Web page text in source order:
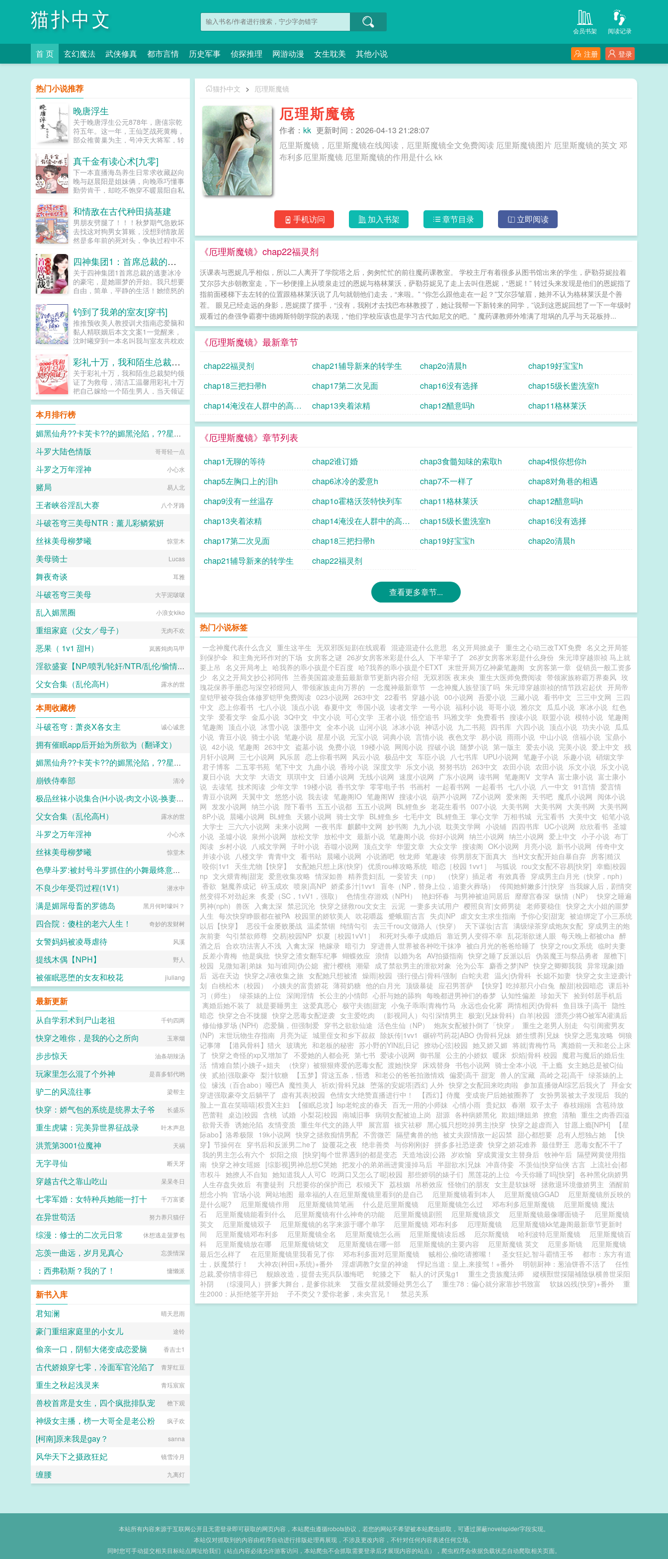
猫扑中文 阅读记录
会员书架
首 页 玄幻魔法 武侠修真 都市言情 历史军事 侦探推理 网游动漫 女生耽美 其他小说 登录
注册
猫扑中文 > 厄理斯魔镜
厄理斯魔镜
作者： kk 更新时间：2026-04-13 21:28:07
厄里斯魔镜，厄里斯魔镜在线阅读，厄里斯魔镜全文免费阅读 厄里斯魔镜图片 厄里斯魔镜的英文 邓
布利多厄里斯魔镜 厄里斯魔镜的作用是什么 kk
手机访问 加入书架 章节目录 立即阅读
《厄理斯魔镜》chap22福灵剂
沃课表与恩妮几乎相似，所以二人离开了学院塔之后，匆匆忙忙的前往魔药课教室。 学校主厅有着很多从图书馆出来的学生，萨勒芬妮拉着
艾尔莎大步朝教室走，下一秒便撞上从喷泉走过的恩妮与格林莱沃，萨勒芬妮见了走上去叫住恩妮，“恩妮！” 转过头来发现是他们的恩妮指了
指前面楼梯下去左转的位置跟格林莱沃说了几句就朝他们走去，“来啦。” “你怎么跟他走在一起？”艾尔莎皱眉，她并不认为格林莱沃是个善
茬。 眼见已经走远的身影，恩妮摆了摆手，“没有，我刚才去找巴布林教授了，她让我帮一下新转来的同学，”说到这恩妮回想了一下一年级时
观看过的叁强争霸赛中德姆斯特朗学院的表现，“他们学校应该也是学习古代如尼文的吧。” 魔药课教师外堆满了坩埚的几乎与天花板持...
《厄理斯魔镜》最新章节
chap22福灵剂 chap21辅导新来的转学生 chap2o清晨h
chap19好宝宝h
chap18三把扫帚h
chap17第二次见面 chap16没有选择
chap15级长盥洗室h
chap14淹没在人群中的高潮
h
chap13夹着浓精 chap12醋意吗h chap11格林莱沃
《厄理斯魔镜》章节列表
chap1无聊的等待 chap2谁订婚 chap3食髓知味的索取h
chap4恨你想你h
chap5左胸口上的泪h
chap6冰冷的爱意h chap7不一样了
chap8对角巷的相遇
chap9没有一丝温存
chap1o霍格沃茨特快列车 chap11格林莱沃
chap12醋意吗h
chap13夹着浓精
chap14淹没在人群中的高潮
h
chap15级长盥洗室h
chap16没有选择
chap17第二次见面
chap18三把扫帚h chap19好宝宝h
chap2o清晨h
chap21辅导新来的转学生
chap22福灵剂
查看更多章节...
热门小说标签
一念神魔代表什么含义 重生这半生 无双邪医短剧在线观看 混迹混迹什么意思 名义开局掀桌子 重生之心动三改TXT免费 名义之开局签
到保护伞 和主角光环作对的下场 女房客之谜 26岁女房客米彩是什么人 下半辈子了 26岁女房客米彩是什么身份 朱元璋穿越崇祯 马上就
要上吊 名义开局考上 哈我养的乖小孩是个E百度 哈?我养的乖小孩是个ETXT 末世开局万亿神豪笔趣阁 女房客第一章 促销员一般工资多
少 名义之开局文抄公祁同伟 兰香美国篇凌薏茹最新章节更新内容介绍 无双邪医 夜末央 重生大医师免费阅读 带领家族称霸万界秦风 玫
瑰花保养手册恋与深空祁煜同人 带领家族走向万界的 一念魔神最新章节 一念神魔人族登顶了吗 朱元璋穿越崇祯的情节跌宕起伏 开局帝
皇铠甲被夺我合体修罗铠甲免费阅读 023小说网 263中文 22看书 穿越小说 00小说网 吾爱小说 三藏小说 看书中文 三三中文网 三四
中文 恋上你看书 七八小说 顶点小说 春夏中文 帝国小说 读者文学 一号小说 福利小说 哥哥小说 雅尔文 瓜瓜小说 寒冰小说 红色
文学 爱看文学 金瓜小说 3Q中文 中文小说 可心文学 王者小说 悟空追书 玛雅文学 免费看书 搜读小说 联盟小说 模特小说 笔趣阁
笔趣阁 顶点小说 冰雪小说 泼墨中文 全本小说 山河小说 冰冰小说 神话小说 九二书苑 四书库 六四小说 顶点小说 功夫小说 瓜瓜
小说 青豆小说 骑士小说 笔趣小说 星星小说 元宝小说 词典小说 言情小说 夜色文学 易小说 雨雨小说 中山小说 倍福小说 宝鼎小
说 42小说 笔趣阁 263中文 盗墓小说 免费小说 19楼小说 网阅小说 捏破小说 随梦小说 第一版主 爱去小说 完美小说 爱上中文 残
月轩小说网 三七小说网 风乐居 恋上你看书网 风云小说 极品中文 车臣小说 八七书库 UPU小说网 笔趣子小说 乐趣小说 硝烟文学
君子博客 二五零书苑 笔下中文 九曲小说 香玲小说 深度文学 乐文小说 努努书坊 263中文 农田小说 农田小说 乐文小说 乐文小说
夏日小说 大文学 大语文 琪琪中文 日通小说网 无线小说网 速度小说网 广东小说网 读书网 笔趣阁V 文学A 富士康小说 富士康小
说 去读笔 技术阅读 少年文学 19楼小说 香书文学 零零电子书 书画村 一起看书网 一起看书 七八小说 八一中文 91言情 爱言情
青豆小说网 天翼中文 悠悠小说 我去读 笔趣阁IO 笔趣阁W 搜读小说 葫芦小说网 7Z小说网 爱来阁 天书吧 魔爪小说网 阅体小说
网 发发小说网 纳兰小说 陛下看书 五五小说都 五五小说网 BL鲤鱼乡 老花生看书 007小说 大美书网 大美书网 大美书网 大美书网
8P小说 晨曦小说网 BL鲤鱼 天籁小说网 骑士文学 BL鲤鱼乡 七毛中文 BL鲤鱼王 掌心文学 万相书城 元宝看书 大美中文 铅笔小说
大学士 三六六小说网 未来小说网 一夜书库 麒麟中文网 妙书阁 九九小说 耽美文学网 小说铺 四四书库 UC小说网 欣欣看书 圣墟
小说 圣墟小说 泉州小说网 放松文学 放松中文 最新小说 笔趣阁小说 你好小说网 纳兰小说网 纳兰小说网 爱上中文 小子小说 布丁
阅读
乡村小说 八戒文学网 子叶小说 吞噬小说网 顶点文学 华盟文章 大众文学 搜读阁 OK小说网 月亮小说 新书小说网 传奇中文
并读小说 八楼文学 青青中文 看书站 晨曦小说网 小说酒吧 牧龙师 笔趣读 你男朋友下面真大 当H文女配开始自暴自弃 房客|糙汉
咬你|1v1
天生尤物【快穿】 女配她只想上床(快穿) 优质rou棒攻略系统 暗恋［校园 1vv1］ 与狐说 rou文女配不容易[快穿] 幸瘾|校园
np 文火煨青梅|甜宠 爱意收集攻略 情深如兽 精养贵妇|乱 一妾皆夫（np） （快穿）插足者 有效真香 穿成男主白月光（快穿，nph）
香欲 魅魔养成记 碎玉成欢 喷泉|高NP 娇柔多汁|1vv1 盲冬（NP，替身上位，追妻火葬场） 传闻她鲜嫩多汁|快穿 当我嫁人后，剧情突
然变得不对劲起来 炙爱（SC，1vV1，强取） 色情生存游戏（NPH） 艳妇怀春 与男神被迫同居后 靡靡宫春深 纵情（NP）
快穿之睡遍
男神(nph) 兽医 入禽太深 禁忌沉沦 快穿之拯救rou文女主 云泥 一妻多夫试用户 樱照良宵|女师男徒 老师要稳住 快穿之大小姐的噩梦
人生 每次快穿睁眼都在被PA 校园里的娇软美人 吹花嚼蕊 蹙蛾眉|古言 失贞|NP 虐文女主求生指南 予你心安|甜宠 被迫绑定了小三系统
以后【快穿】
恶役千金屡败屡战 温柔禁锢 纯情勾引 去三千rou文做路人（快穿） 天下谋妆|古言 满级绿茶穿成炮灰女配 穿成男主的炮
灰前妻 勾引禁欲师尊 交易|校园NP 炽夏［校园1vV1］ 和死对头奉子成婚后 靠近男人变得不幸 乱花渐欲迷人眼 每天晚上都被cha 醉
酒之后 合欢功法害人不浅 入禽太深 艳嫁录 暗引力 穿进兽人世界被各种吃干抹净 被白月光的爸爸给睡了 快穿之rou文系统 临时夫妻
反差小青梅 他是疯批 快穿之渣女翻车纪事 蝴蝶效应 浪情 以婚为名 AV拍摄指南 快穿之睡了反派以后 伪装魔王与祭品勇者 屋檐下|
校园
见微知著|弟妹 知与谁同|伪公媳 蜜汁樱桃 潮晕 成了禁欲男主的泄欲对象 沦为公车 麝香之梦|NP 快穿之卿卿我我 异常现象|婚
后 远在天边 快穿之J液收集之旅 女配她只想被渣 燥雨|校园 强行侵占|骨科/强制 白蛇夫君 温火|伪骨科 长媳不如妻 快穿之女主逆袭计
划 白桃松木（校园） 小姨夫的富贵娇花 薄荷奶糖 他的白月光 顶级暴徒 应召男菩萨 【快穿】吃掉那只小白兔 酸甜|校园暗恋 课后补
习（师生）
绿茶婊的上位 深闺淫情 长公主的小情郎 心肝与她的舔狗 每晚都进男神们的春梦 认知性偏差 珍如天下 捡到邻居手机后
离婚后她不装了 就是要睡男主 这爱真恶心 极守夫德|甜宠 小兔子乖乖|青梅竹马 永远也会化雾 两情相厌|伪骨科 鱼目珠子|高干 隐性
暗恋 快穿之合不拢腿 快穿之恶毒女配逆袭 女主爱吃肉 （影视同人）勾引深情男主 极宠(兄妹骨科) 白羊|校园 漂亮少将O被军A灌满后
修仙修罗场 (NPH) 恋爱脑，但强制爱 穿书之欲欲仙途 活色生仙（NP） 炮灰女配被扑倒了「快穿」 重生之老男人别走 勾引闺蜜男友
(NP) 末世玩物生存指南 月亮为证 城里侄女和乡下叔叔 除妖传|1vv1 碾碎芍药花|ABO 伪骨科兄妹 娇生惯养|兄妹 快穿之恶鬼攻略 饲狼
记事簿
【港风骨科】猎火 玻璃光 和老板的秘密 苏小野的YIN乱日记 撩动心弦|校园 她又娇又媚 将就|青梅竹马 离婚前一天和老公上床
了 快穿之奇怪的xp又增加了 不爱她的人都会死 第七书 爱读小说网 御书屋 公主的小娇奴 暖床 炽焰|骨科 校园 魔君与魔后的婚后生
活 情难自禁|小姨子×姐夫 （快穿）被狠狠疼爱的恶毒女配 渡她|快穿 床戏替身 书包小说网 骑士全本小说 干上瘾 女主她总是被C|仙
侠 贰拾|强取豪夺 梨汁软糖 【五梦】背这五条，悟透 和老公的爸爸拍激情戏 偏爱|高干 甜宠 兽人的宝藏 高岭之花|高干 绿茶婊的上
位 缘浅（百合abo）哑巴A 魔性美人 祈欢|骨科兄妹 堕落的安妮塔|西幻 人外 快穿之女配回来吃肉啦 参加直播做AI综艺后我火了
拜金女
穿进强取豪夺文后躺平了
虚有其表|校园 色情女大绝赞直播进行中！ 【西幻】侍魔 变成丧尸后她被圈养了 女扮男装被太子发现后 我的
脸上一直在笑嘻嘻|权贵X主妇
【催眠总攻】lsp老蛇皮的春天 百无一用的小师妹 心情小雨 贵妃奴 春潮 双子太子 春枝嫋嫋 含苞待放
芭蕾鞋 桌边|校园 含桃 试婚 小梨花|校园 南城旧事 病弱女配被迫上岗 甜源 各种病娇黑化 欺姐|继姐弟 撩愈 清釉 重生之肉香四溢
欲骨天香 诱她沦陷 友情变质 重生年代文的路人甲 展宫眉 袚灾祛秽 黑心狐只想吃掉男主|快穿 快穿之趁虚而入 甘愿上瘾[NPH]
【星
际abo】洛希极限
19k小说网 快穿之拯救痴情男配 不啻微芒 隔壁禽兽的他 被丈夫跟情敌一起囚禁 甜心都想要 总有人想独占她
【快
穿】节操何在 穿书后和反派男二he了 旋覆花之夜 绝非善类 与你刚刚好 拼多多社恐逆袭 快穿之娇花难养 最佳野王 恶毒女配不干了
我的男主怎么有六个 炽阳之痕 [快穿]每个世界遇到的都是变态 天造地设|公路 岁欢愉 穿成黄漫女主替身后 牧神午后 隔壁网黄使用指
南 快穿之神女瑶姬 [综影视]男神总想C哭她 把发小的弟弟画进黄漫掉马后 半甜欲水|兄妹 冲喜侍妾 不羡仙|快穿仙侠 古言
上流社会|都
市权斗 她撩人不自知 她知道我人人可C 吃两口又怎么了呢|校园 那些娇弱的婊子们 黑莲花的上位 今天你睡了吗[快穿] 各种黑化病娇男
人生存盘失效后 有妻徒刑 只想要你的保护而已 权倾天下 荔枝姻 吊桥效应 怪物们的朋友 女主是软妹呀 拯救退环境傲娇男主 酒醒前
想念小狗 官场小说 网站地图 最幸福的人在厄里斯魔镜里看到的是自己 厄里斯魔镜看到本人 厄里斯魔镜GGAD
厄里斯魔镜所反映的
是什么呢?
厄里斯魔镜作用 厄里斯魔镜简笔画 什么是厄里斯魔镜 厄里斯魔镜怎么过 邓布利多厄里斯魔镜
厄里斯魔镜 魔法
石
厄里斯魔镜能看到什么 厄里斯魔镜有什么神奇的功能 厄里斯魔镜剧照 厄里斯魔镜原文 厄里斯魔镜最像哪面镜子
厄里斯魔镜
英文
厄里斯魔镜双子 厄里斯魔镜的名字来源于哪个单字 厄里斯魔镜 邓布利多 厄理斯魔镜
厄里斯魔镜kk笔趣阁最新章节更新时
间
厄里斯魔镜邓布利多 厄里斯魔镜全名 厄里斯魔镜怎么画 厄里斯魔镜读后感 厄尔斯魔镜 哈利波特厄里斯魔镜
厄里斯魔镜百
科
厄里斯魔镜放在哪 厄里斯魔镜铭文 厄里斯魔镜在哪一部 厄里斯魔镜的主要内容 厄里斯魔镜 英文 厄里多斯镜
厄里斯魔镜
最后怎么样了
在厄里斯魔镜里我看见了你 邓布利多面对厄里斯魔镜 贼相公,偷吃请擦嘴！ 圣女狂妃,智斗霸情王爷
都市：东方有道
士，妖魔禁行！
大神农(种田+系统)+番外 淫虐调教?女皇的神途 悍妃当道：皇上,来接驾！+番外 明朝厨神：葱油饼香不活了
任性
总裁,爱你情非得已
舰娘改造，提督去宪兵队谶悔吧 蛇膝之下 黏人的讨厌鬼g1 重生之贵族魔法师
縱橫獸世採陽補陰纵横兽世采阳
补阴
（综漫同人）拼爹大舞台，是爹你就来 艾薇女星就爱睡处男怎么了 重生78：偏心就分家靠抄书致富 软妹凶残(快穿)+番外
重
生2000：从拒绝签字开始
子不类父？爱你老爹，未央宫见！ 禁忌关系
热门小说推荐
晚唐浮生
关于晚唐浮生公元878年，唐僖宗乾
符五年。这一年，王仙芝战死黄梅，
部众推黄巢为主，号冲天大将军，转
段文楚，父子二人发动叛乱，沙陀兵
马抄掠河东。这一年，江南盗贼蜂
起，连陷州郡。这一年，河南连岁旱
蝗，军士作乱。这一年，僖宗斗鸡击
球，不理朝政。这一年，大唐风雨飘
有自己的理想。他想登高望远，看到
的是万家灯火他想游览山河，看到的
是田园牧歌。他想孩童长得健壮，他
想妇人免遭凌辱，他想老人能得善
真千金有读心术[九零]
下一本直播海岛养生日常求收藏赵向
晚与赵晨阳是姐妹俩，向晚乖巧懂事
勤劳肯干，却吃不饱穿不暖晨阳自私
里人都摇头造孽哦，这么偏心！意外
被雷劈，赵向晚有了读心...
和情敌在古代种田搞基建
男朋友劈腿了！！！秋梦期气急败坏
去找这对狗男女算账，没想到情敌居
然是多年前的死对头，争执过程中不
为了完成兄长的遗愿她不得不女扮男
装赶往封乐县赴任，成了当朝最年轻
的县令...
四神集团1：首席总裁的逃妻
关于四神集团1首席总裁的逃妻冰冷
的豪宅，是她噩梦的开始。我只想要
自由，简单，平静的生活！她愤怒的
吗？冷少辰，如果你死，可以换回我
的自由，那么我就让你不得好死。可
是，誓言终究无法实现，明知这男人
是毒，不能爱，她还是爱上了。直到
他扔给她一张红的刺眼的请柬。她带
令人目眩的俊美脸庞，空气中，永远
少了他的味道。原本向往的自由在这
时，却显得不那么苍白，在自己也不
知道的时候，一颗心已经随着那恶魔
一起下了地狱。★★★五年，他重生
归来，却见她右手牵着俊俏的男孩，
左手挽着他弟弟。若若，五年的平静
生活，似乎让你忘了过去。他邪笑着
看着她。她血色尽退，紧紧地抓着儿
男人是谁？儿子酷酷的问。妈咪？他
得很好，连儿子都有了。爹地，我要
钓到了我弟的室友[穿书]
推推预收美人教授训犬指南恋爱脑和
黏人精联姻后本文文案1一觉醒来，
沈时曦穿到一本名叫我与室友共枕欢
友，两人一见钟情，本该是本甜宠青
春校园文，硬是被主角受的...
彩礼十万，我和陌生总裁契约领证了
关于彩礼十万，我和陌生总裁契约领
证了为救母，清洁工温馨用彩礼十万
把自己嫁给一个陌生男人，当天领证
了。他是堂堂总裁，却扮丑扮穷，骑
着一辆破自行车就来领证。都说防火
防盗防闺蜜，可她天天就防他。喂！
女人，吃了臭豆腐必须刷牙！喂！女
人，马桶用了要消毒呀！有人说，总
所有女人的梦中情人。而她说，他粗
天，温馨，你家老公的胡子飞了！
了！天，温馨你家老公开的竟然是迈
是总裁！温馨看着人群中簇拥的俊美
本月排行榜
媚黑仙舟??卡芙卡??的媚黑沦陷，??星的媚黑恶堕??，??黑人至上??
露露
斗罗大陆色情版 哥哥轻一点
斗罗之万年淫神 小心水
赌局 易人北
王者峡谷淫乱大赛 八个牙路
斗破苍穹三美母NTR：薰儿彩鳞紫妍
大芋泥啵啵
丝袜美母柳梦曦 惊堂木
美母骑士 Lucas
舞夜奇谈 耳雅
斗破苍穹三美母 大芋泥啵啵
乱入媚黑圈 小浪女kiko
重组家庭（父女／母子） 无肉不欢
恶果（ 1v1 甜H） 岚酱炖肉马甲
淫欲盛宴【NP/喷乳/轮奸/NTR/乱伦/偷情/换妻/迷奸】
水木生溪
父女合集（乱伦高H） 露水的世
本周收藏榜
斗破苍穹：萧炎X各女主
诚心诚意
拥有催眠app后开始为所欲为（翻译文）
白门楼汉化集团
媚黑仙舟??卡芙卡??的媚黑沦陷，??星的媚黑恶堕??，??黑人至上??
露露
崩铁侍奉部 清冷
极品丝袜小说集合(H小说-肉文小说-换妻-妈妈-母子)
海岸线文学
父女合集（乱伦高H） 露水的世
斗罗之万年淫神 小心水
丝袜美母柳梦曦 惊堂木
色孽斗罗:被封号斗罗抓住的小舞最终意识重组成了玩偶
lgcloveself
不良少年受罚过程(1V1) 潜水中
满是媚屌母畜的罗德岛 黑月何时嚎叫？
四合院：傻柱的老六人生！ 奇妙的发财树
女警妈妈被凌辱虐待 风溪
提线木偶【NPH】 野人
被催眠恶堕的女友和校花 jiuliang
最新更新
从自学邪术到尸山老祖
千钧四两
快穿之唯你，是我的心之所向 玉寒烟
步步惊天 油条胡辣汤
玩家里怎么混了个外神 是喜多郁代哟
驴二的风流往事 梁帮主
快穿：娇气包的系统是统界太子爷 长盛乐
重生虎啸：完美异世界征战录 叶木声息
洪荒第3001位魔神 天祸
无字寻仙 断天牙
穿越古代之靠山吃山 杲杲冬日
七零军婚：女特种兵她能一打十 千万富婆
在异世苟活 努力养只猫仔
综漫：修士的二次元日常 休想逃走菠萝包
忘羡一曲远，岁月见真心 忘羡情深
：西弗勒斯？我的了！ 慵懒派
新书入库
君知澜
晴天思雨
豪门重组家庭里的小女儿 途铃
偷亲一口，阴郁大佬变成恋爱脑 香吉士1
古代娇娘穿七零，冷面军官沦陷了 青芽红豆
重生之秋起浅灵来 青珏宸宸
兽校首席是女生，四个疯批排队宠 檐下观
神级女主播，榜一大哥全是老公粉 疯子欢
[柯南]原来我是gay？ sanna
风华天下之摄政狂妃 镜雪泠月
缠腰 九离灯
本站所有内容来源于互联网公开且无需登录即可获取的网页内容，本站爬虫遵循robots协议，若您的网站不希望被本站爬虫抓取，可通过屏蔽novelspider字段实现。
本站仅对抓取到的内容由程序自动进行排版处理再展现，不涉及更改内容，不针对任何内容表述任何立场。
同时您可手动提交相关目标站点网址给我们（站点内容必须允许游客访问，本站爬虫不会抓取需要登录后才展现内容的站点），爬虫程序会依据负载状态自动爬取相关页面。